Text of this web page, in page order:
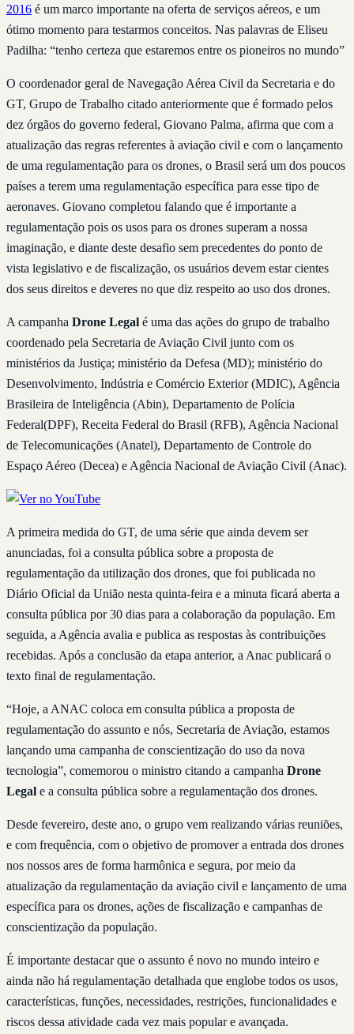
2016 é um marco importante na oferta de serviços aéreos, e um
ótimo momento para testarmos conceitos. Nas palavras de Eliseu
Padilha: “tenho certeza que estaremos entre os pioneiros no mundo”
O coordenador geral de Navegação Aérea Civil da Secretaria e do
GT, Grupo de Trabalho citado anteriormente que é formado pelos
dez órgãos do governo federal, Giovano Palma, afirma que com a
atualização das regras referentes à aviação civil e com o lançamento
de uma regulamentação para os drones, o Brasil será um dos poucos
países a terem uma regulamentação específica para esse tipo de
aeronaves. Giovano completou falando que é importante a
regulamentação pois os usos para os drones superam a nossa
imaginação, e diante deste desafio sem precedentes do ponto de
vista legislativo e de fiscalização, os usuários devem estar cientes
dos seus direitos e deveres no que diz respeito ao uso dos drones.
A campanha Drone Legal é uma das ações do grupo de trabalho
coordenado pela Secretaria de Aviação Civil junto com os
ministérios da Justiça; ministério da Defesa (MD); ministério do
Desenvolvimento, Indústria e Comércio Exterior (MDIC), Agência
Brasileira de Inteligência (Abin), Departamento de Polícia
Federal(DPF), Receita Federal do Brasil (RFB), Agência Nacional
de Telecomunicações (Anatel), Departamento de Controle do
Espaço Aéreo (Decea) e Agência Nacional de Aviação Civil (Anac).
A primeira medida do GT, de uma série que ainda devem ser
anunciadas, foi a consulta pública sobre a proposta de
regulamentação da utilização dos drones, que foi publicada no
Diário Oficial da União nesta quinta-feira e a minuta ficará aberta a
consulta pública por 30 dias para a colaboração da população. Em
seguida, a Agência avalia e publica as respostas às contribuições
recebidas. Após a conclusão da etapa anterior, a Anac publicará o
texto final de regulamentação.
“Hoje, a ANAC coloca em consulta pública a proposta de
regulamentação do assunto e nós, Secretaria de Aviação, estamos
lançando uma campanha de conscientização do uso da nova
tecnologia”, comemorou o ministro citando a campanha Drone
Legal e a consulta pública sobre a regulamentação dos drones.
Desde fevereiro, deste ano, o grupo vem realizando várias reuniões,
e com frequência, com o objetivo de promover a entrada dos drones
nos nossos ares de forma harmônica e segura, por meio da
atualização da regulamentação da aviação civil e lançamento de uma
específica para os drones, ações de fiscalização e campanhas de
conscientização da população.
É importante destacar que o assunto é novo no mundo inteiro e
ainda não há regulamentação detalhada que englobe todos os usos,
características, funções, necessidades, restrições, funcionalidades e
riscos dessa atividade cada vez mais popular e avançada.